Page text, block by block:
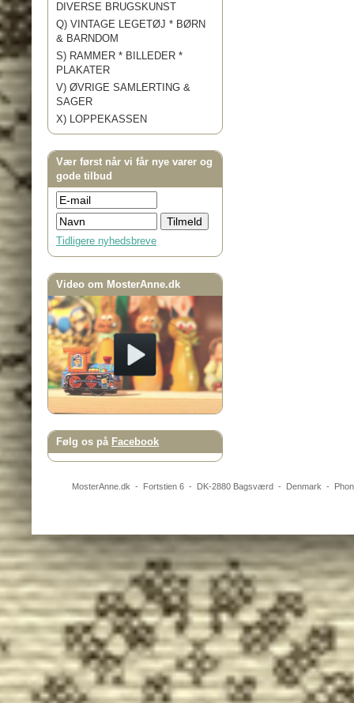
DIVERSE BRUGSKUNST
Q) VINTAGE LEGETØJ * BØRN
& BARNDOM
S) RAMMER * BILLEDER *
PLAKATER
V) ØVRIGE SAMLERTING &
SAGER
X) LOPPEKASSEN
Vær først når vi får nye varer og
gode tilbud
Tidligere nyhedsbreve
Video om MosterAnne.dk
Følg os på Facebook
MosterAnne.dk - Fortstien 6- DK-2880 Bagsværd- Denmark -